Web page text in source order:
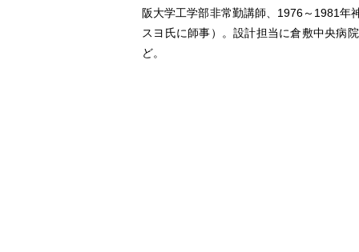
阪大学工学部非常勤講師、1976～1981年
スヨ氏に師事）。設計担当に倉敷中央病
ど。